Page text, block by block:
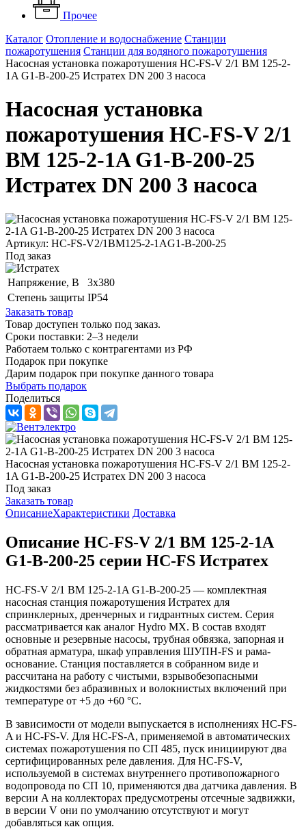
Прочее
Каталог Отопление и водоснабжение Станции
пожаротушения Станции для водяного пожаротушения
Насосная установка пожаротушения HC-FS-V 2/1 BM 125-2-
1A G1-B-200-25 Истратех DN 200 3 насоса
Насосная установка
пожаротушения HC-FS-V 2/1
BM 125-2-1A G1-B-200-25
Истратех DN 200 3 насоса
Артикул: HC-FS-V2/1BM125-2-1AG1-B-200-25
Под заказ
Напряжение, B
3x380
Степень защиты IP54
Заказать товар
Товар доступен только под заказ.
Сроки поставки: 2–3 недели
Работаем только с контрагентами из РФ
Подарок при покупке
Дарим подарок при покупке данного товара
Выбрать подарок
Поделиться
Насосная установка пожаротушения HC-FS-V 2/1 BM 125-2-
1A G1-B-200-25 Истратех DN 200 3 насоса
Под заказ
Заказать товар
ОписаниеХарактеристики Доставка
Описание HC-FS-V 2/1 BM 125-2-1A
G1-B-200-25 серии HC-FS Истратех
HC-FS-V 2/1 BM 125-2-1A G1-B-200-25 — комплектная
насосная станция пожаротушения Истратех для
спринклерных, дренчерных и гидрантных систем. Серия
рассматривается как аналог Hydro MX. В состав входят
основные и резервные насосы, трубная обвязка, запорная и
обратная арматура, шкаф управления ШУПН-FS и рама-
основание. Станция поставляется в собранном виде и
рассчитана на работу с чистыми, взрывобезопасными
жидкостями без абразивных и волокнистых включений при
температуре от +5 до +60 °С.
В зависимости от модели выпускается в исполнениях HC-FS-
A и HC-FS-V. Для HC-FS-A, применяемой в автоматических
системах пожаротушения по СП 485, пуск инициируют два
сертифицированных реле давления. Для HC-FS-V,
используемой в системах внутреннего противопожарного
водопровода по СП 10, применяются два датчика давления. В
версии A на коллекторах предусмотрены отсечные задвижки,
в версии V они по умолчанию отсутствуют и могут
добавляться как опция.